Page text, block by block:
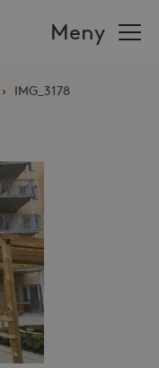
Meny
› IMG_3178